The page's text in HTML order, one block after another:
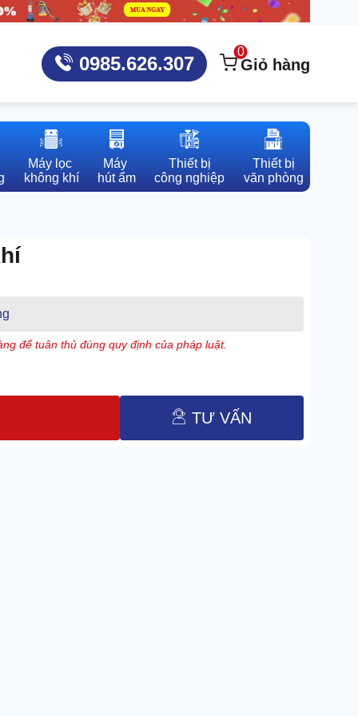
0985.626.307
0
Giỏ hàng
Máy lọc
không khí
Máy
hút ẩm
Thiết bị
công nghiệp
Thiết bị
văn phòng
để tuân thủ đúng quy định của pháp luật.
TƯ VẤN